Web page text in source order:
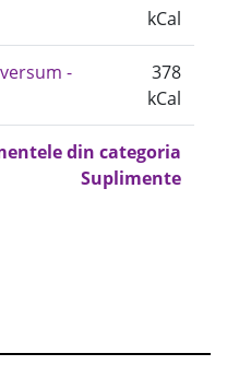
kCal
-
378
kCal
din categoria
Suplimente